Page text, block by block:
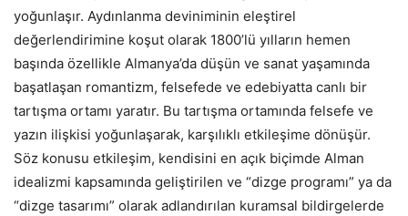
yoğunlaşır. Aydınlanma deviniminin eleştirel
değerlendirimine koşut olarak 1800’lü yılların hemen
başında özellikle Almanya’da düşün ve sanat yaşamında
başatlaşan romantizm, felsefede ve edebiyatta canlı bir
tartışma ortamı yaratır. Bu tartışma ortamında felsefe ve
yazın ilişkisi yoğunlaşarak, karşılıklı etkileşime dönüşür.
Söz konusu etkileşim, kendisini en açık biçimde Alman
idealizmi kapsamında geliştirilen ve “dizge programı” ya da
“dizge tasarımı” olarak adlandırılan kuramsal bildirgelerde